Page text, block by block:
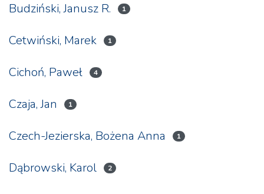
Budziński, Janusz R. 1
Cetwiński, Marek 1
Cichoń, Paweł 4
Czaja, Jan 1
Czech-Jezierska, Bożena Anna 1
Dąbrowski, Karol 2